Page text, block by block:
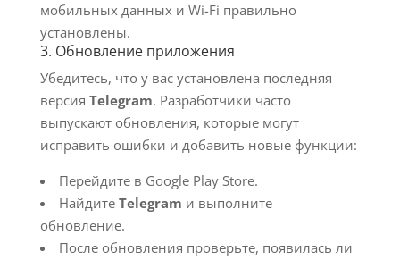
мобильных данных и Wi-Fi правильно
установлены.
3. Обновление приложения
Убедитесь, что у вас установлена последняя
версия Telegram. Разработчики часто
выпускают обновления, которые могут
исправить ошибки и добавить новые функции:
Перейдите в Google Play Store.
Найдите Telegram и выполните
обновление.
После обновления проверьте, появилась ли